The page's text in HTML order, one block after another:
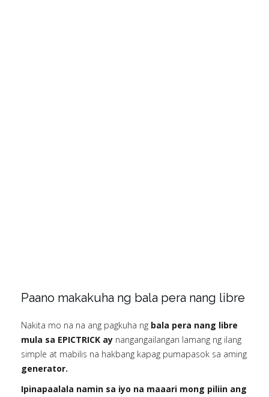
Paano makakuha ng bala pera nang libre
Nakita mo na na ang pagkuha ng bala pera nang libre
mula sa EPICTRICK ay nangangailangan lamang ng ilang
simple at mabilis na hakbang kapag pumapasok sa aming
generator.
Ipinapaalala namin sa iyo na maaari mong piliin ang